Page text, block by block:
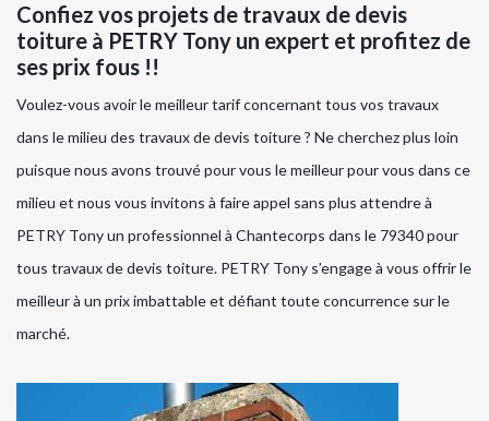
Confiez vos projets de travaux de devis
toiture à PETRY Tony un expert et profitez de
ses prix fous !!
Voulez-vous avoir le meilleur tarif concernant tous vos travaux
dans le milieu des travaux de devis toiture ? Ne cherchez plus loin
puisque nous avons trouvé pour vous le meilleur pour vous dans ce
milieu et nous vous invitons à faire appel sans plus attendre à
PETRY Tony un professionnel à Chantecorps dans le 79340 pour
tous travaux de devis toiture. PETRY Tony s’engage à vous offrir le
meilleur à un prix imbattable et défiant toute concurrence sur le
marché.